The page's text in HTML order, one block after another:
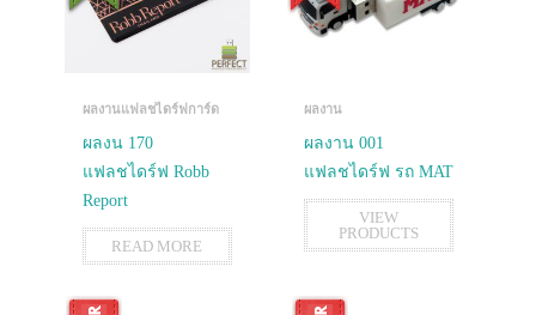
ผลงานแฟลชไดร์ฟการ์ด
ผลงน 170
แฟลชไดร์ฟ Robb
Report
READ MORE
ผลงาน
ผลงาน 001
แฟลชไดร์ฟ รถ MAT
VIEW
PRODUCTS